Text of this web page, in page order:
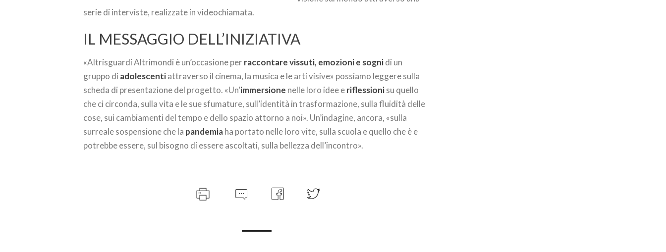
serie di interviste, realizzate in videochiamata.
IL MESSAGGIO DELL’INIZIATIVA
«Altrisguardi Altrimondi è un’occasione perraccontare vissuti, emozioni e sognidi un
gruppo di adolescentiattraverso il cinema, la musica e le arti visive» possiamo leggere sulla
scheda di presentazione del progetto. «Un’immersione nelle loro idee eriflessionisu quello
che ci circonda, sulla vita e le sue sfumature, sull’identità in trasformazione, sulla fluidità delle
cose, sui cambiamenti del tempo e dello spazio attorno a noi». Un’indagine, ancora, «sulla
surreale sospensione che la pandemiaha portato nelle loro vite, sulla scuola e quello che è e
potrebbe essere, sul bisogno di essere ascoltati, sulla bellezza dell’incontro».